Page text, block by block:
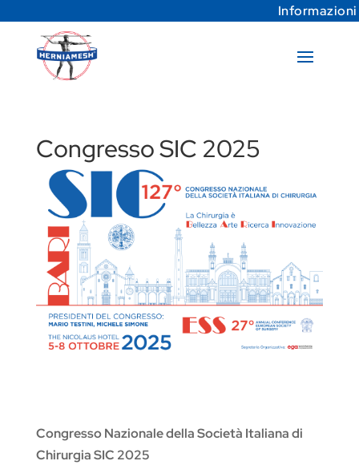
Informazioni
Congresso SIC 2025
Congresso Nazionale della Società Italiana di
ChirurgiaSIC 2025